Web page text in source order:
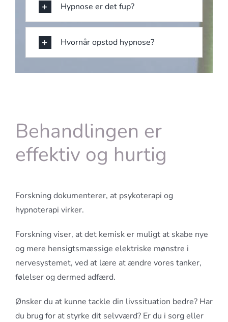
Hypnose er det fup?
Hvornår opstod hypnose?
Behandlingen er
effektiv og hurtig
Forskning dokumenterer, at psykoterapi og
hypnoterapi virker.
Forskning viser, at det kemisk er muligt at skabe nye
og mere hensigtsmæssige elektriske mønstre i
nervesystemet, ved at lære at ændre vores tanker,
følelser og dermed adfærd.
Ønsker du at kunne tackle din livssituation bedre? Har
du brug for at styrke dit selvværd? Er du i sorg eller